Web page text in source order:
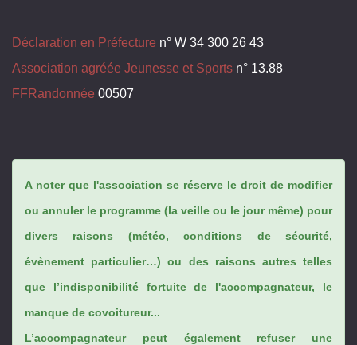
Déclaration en Préfecture n° W 34 300 26 43
Association agréée Jeunesse et Sports n° 13.88
FFRandonnée 00507
A noter que l'association se réserve le droit de modifier
ou annuler le programme (la veille ou le jour même) pour
divers raisons (météo, conditions de sécurité,
évènement particulier…) ou des raisons autres telles
que l’indisponibilité fortuite de l'accompagnateur, le
manque de covoitureur...
L’accompagnateur peut également refuser une